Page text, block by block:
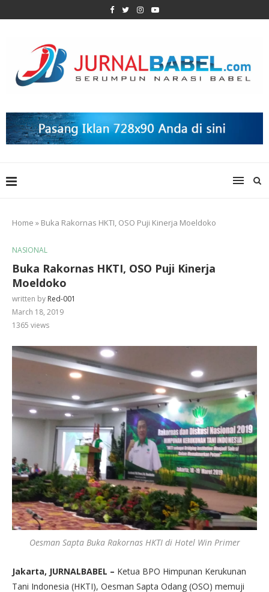
Home » Buka Rakornas HKTI, OSO Puji Kinerja Moeldoko
NASIONAL
Buka Rakornas HKTI, OSO Puji Kinerja
Moeldoko
written by Red-001
March 18, 2019
1365 views
Oesman Sapta Buka Rakornas HKTI di Hotel Win Primer
Jakarta, JURNALBABEL – Ketua BPO Himpunan Kerukunan
Tani Indonesia (HKTI), Oesman Sapta Odang (OSO) memuji